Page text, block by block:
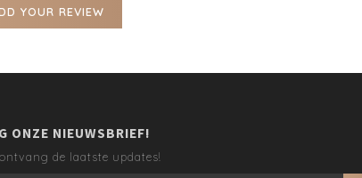
YOUR REVIEW
ONZE NIEUWSBRIEF!
de laatste updates!